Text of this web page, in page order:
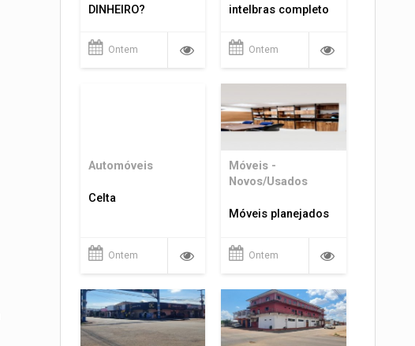
DINHEIRO?
Ontem
intelbras completo
Ontem
Automóveis
Celta
Ontem
Móveis -
Novos/Usados
Móveis planejados
Ontem